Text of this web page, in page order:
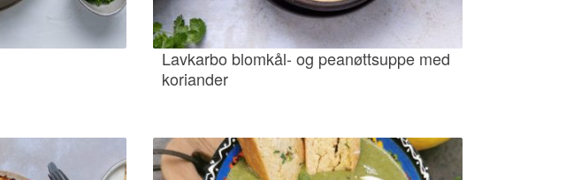
Lavkarbo blomkål- og peanøttsuppe med
koriander